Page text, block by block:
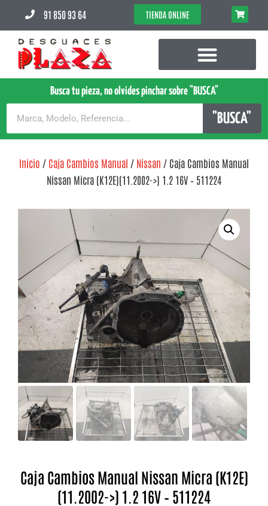
91 850 93 64 TIENDA ONLINE
Busca tu pieza, no olvides pinchar sobre "BUSCA"
"BUSCA"
Inicio / Caja Cambios Manual / Nissan / Caja Cambios Manual
Nissan Micra (K12E)(11.2002->) 1.2 16V – 511224
Caja Cambios Manual Nissan Micra (K12E)
(11.2002->) 1.2 16V – 511224